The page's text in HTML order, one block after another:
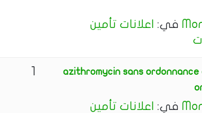
في: اعلانات تأمين
azithromycin sans
في: اعلانات تأمين